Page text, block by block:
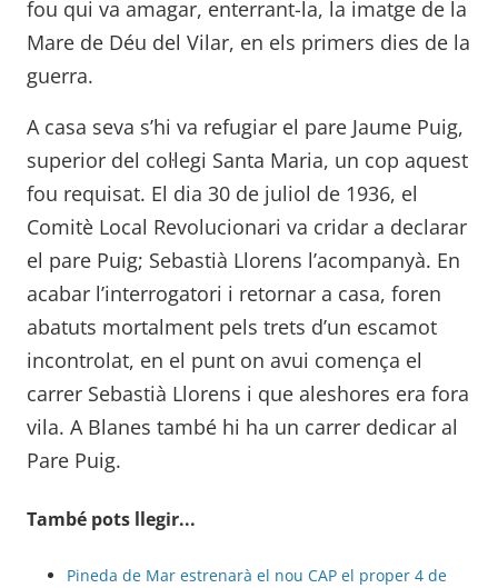
fou qui va amagar, enterrant-la, la imatge de la
Mare de Déu del Vilar, en els primers dies de la
guerra.
A casa seva s’hi va refugiar el pare Jaume Puig,
superior del col·legi Santa Maria, un cop aquest
fou requisat. El dia 30 de juliol de 1936, el
Comitè Local Revolucionari va cridar a declarar
el pare Puig; Sebastià Llorens l’acompanyà. En
acabar l’interrogatori i retornar a casa, foren
abatuts mortalment pels trets d’un escamot
incontrolat, en el punt on avui comença el
carrer Sebastià Llorens i que aleshores era fora
vila. A Blanes també hi ha un carrer dedicar al
Pare Puig.
També pots llegir...
Pineda de Mar estrenarà el nou CAP el proper 4 de